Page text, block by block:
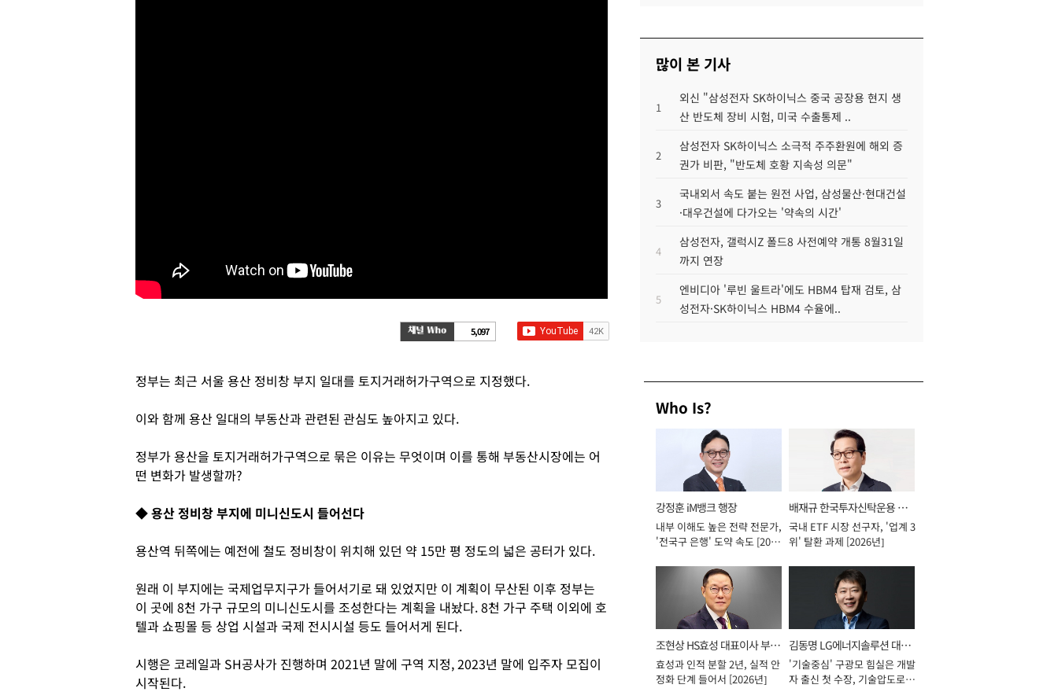
5,097
정부는 최근 서울 용산 정비창 부지 일대를 토지거래허가구역으로 지정했다.
이와 함께 용산 일대의 부동산과 관련된 관심도 높아지고 있다.
정부가 용산을 토지거래허가구역으로 묶은 이유는 무엇이며 이를 통해 부동산시장에는 어
떤 변화가 발생할까?
◆ 용산 정비창 부지에 미니신도시 들어선다
용산역 뒤쪽에는 예전에 철도 정비창이 위치해 있던 약 15만 평 정도의 넓은 공터가 있다.
원래 이 부지에는 국제업무지구가 들어서기로 돼 있었지만 이 계획이 무산된 이후 정부는
이 곳에 8천 가구 규모의 미니신도시를 조성한다는 계획을 내놨다. 8천 가구 주택 이외에 호
텔과 쇼핑몰 등 상업 시설과 국제 전시시설 등도 들어서게 된다.
시행은 코레일과 SH공사가 진행하며 2021년 말에 구역 지정, 2023년 말에 입주자 모집이
시작된다.
많이 본 기사
1
외신 "삼성전자 SK하이닉스 중국 공장용 현지 생
산 반도체 장비 시험, 미국 수출통제 ..
2
삼성전자 SK하이닉스 소극적 주주환원에 해외 증
권가 비판, "반도체 호황 지속성 의문"
3
국내외서 속도 붙는 원전 사업, 삼성물산·현대건설
·대우건설에 다가오는 '약속의 시간'
4
삼성전자, 갤럭시Z 폴드8 사전예약 개통 8월31일
까지 연장
5
엔비디아 '루빈 울트라'에도 HBM4 탑재 검토, 삼
성전자·SK하이닉스 HBM4 수율에..
Who Is?
강정훈 iM뱅크 행장
내부 이해도 높은 전략 전문가,
'전국구 은행' 도약 속도 [2026
배재규 한국투자신탁운용 대
표이사 사장
국내 ETF 시장 선구자, '업계 3
위' 탈환 과제 [2026년]
조현상 HS효성 대표이사 부회
장
효성과 인적 분할 2년, 실적 안
정화 단계 들어서 [2026년]
김동명 LG에너지솔루션 대표
이사 사장
'기술중심' 구광모 힘실은 개발
자 출신 첫 수장, 기술압도로